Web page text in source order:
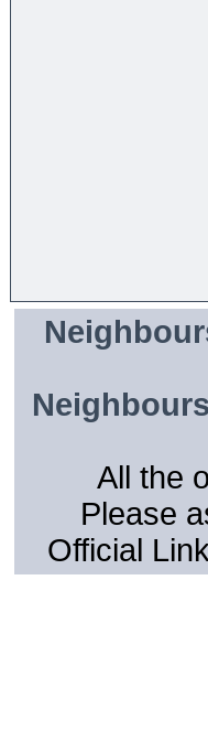
All the
Please
Official